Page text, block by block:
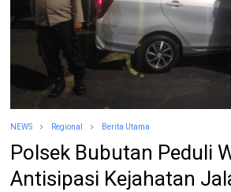
NEWS Regional Berita Utama
Polsek Bubutan Peduli
Antisipasi Kejahatan